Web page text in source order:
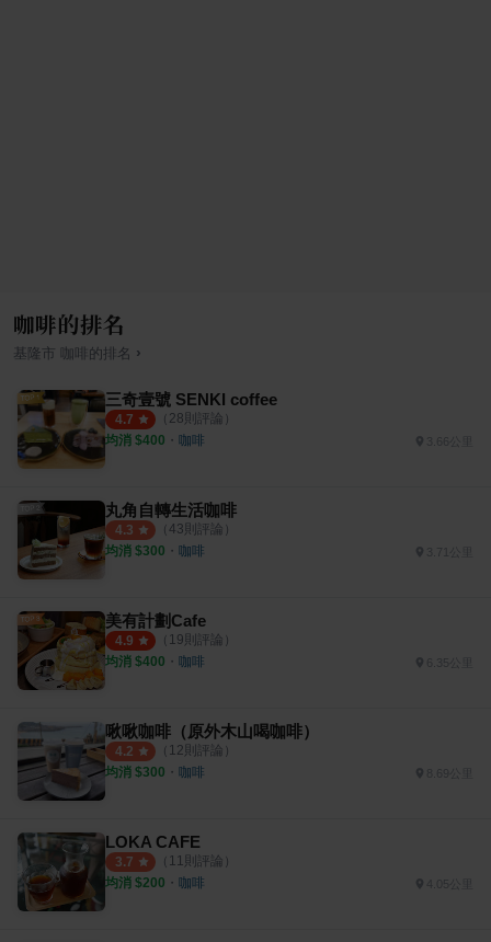
咖啡的排名
基隆市 咖啡 的排名 ›
三奇壹號 SENKI coffee
4.7 （ 28則評論）
均消 $400 ・ 咖啡
丸角自轉生活咖啡
4.3 （ 43則評論）
均消 $300 ・ 咖啡
美有計劃Cafe
4.9 （ 19則評論）
均消 $400 ・ 咖啡 6.35公里
啾啾咖啡（原外木山喝咖啡）
4.2 （ 12則評論）
均消 $300 ・ 咖啡
LOKA CAFE
3.7 （ 11則評論）
均消 $200 ・ 咖啡 4.05公里